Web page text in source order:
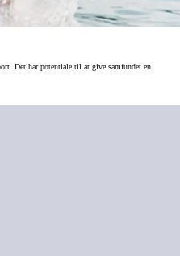
Det har potentiale til at give samfundet en